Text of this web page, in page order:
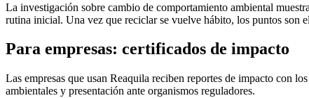
La investigación sobre cambio de comportamiento ambiental
rutina inicial. Una vez que reciclar se vuelve hábito, los puntos son
Para empresas: certificados de impacto
Las empresas que usan Reaquila reciben reportes de impacto con
ambientales y presentación ante organismos reguladores.